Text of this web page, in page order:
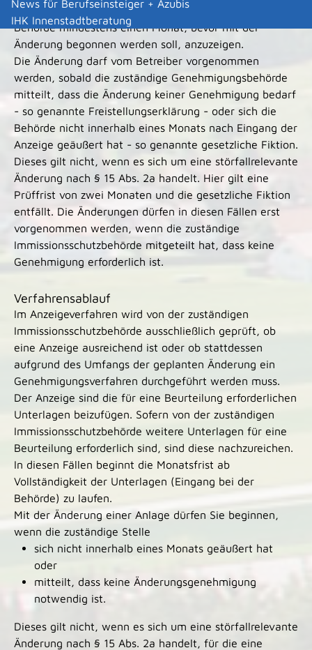
News für Berufseinsteiger + Azubis
IHK Innenstadtberatung
genehmigungsbedürftigen Anlage ist der zuständigen
Behörde mindestens einen Monat, bevor mit der
Änderung begonnen werden soll, anzuzeigen.
Die Änderung darf vom Betreiber vorgenommen
werden, sobald die zuständige Genehmigungsbehörde
mitteilt, dass die Änderung keiner Genehmigung bedarf
- so genannte Freistellungserklärung - oder sich die
Behörde nicht innerhalb eines Monats nach Eingang der
Anzeige geäußert hat - so genannte gesetzliche Fiktion.
Dieses gilt nicht, wenn es sich um eine störfallrelevante
Änderung nach § 15 Abs. 2a handelt. Hier gilt eine
Prüffrist von zwei Monaten und die gesetzliche Fiktion
entfällt. Die Änderungen dürfen in diesen Fällen erst
vorgenommen werden, wenn die zuständige
Immissionsschutzbehörde mitgeteilt hat, dass keine
Genehmigung erforderlich ist.
Verfahrensablauf
Im Anzeigeverfahren wird von der zuständigen
Immissionsschutzbehörde ausschließlich geprüft, ob
eine Anzeige ausreichend ist oder ob stattdessen
aufgrund des Umfangs der geplanten Änderung ein
Genehmigungsverfahren durchgeführt werden muss.
Der Anzeige sind die für eine Beurteilung erforderlichen
Unterlagen beizufügen. Sofern von der zuständigen
Immissionsschutzbehörde weitere Unterlagen für eine
Beurteilung erforderlich sind, sind diese nachzureichen.
In diesen Fällen beginnt die Monatsfrist ab
Vollständigkeit der Unterlagen (Eingang bei der
Behörde) zu laufen.
Mit der Änderung einer Anlage dürfen Sie beginnen,
wenn die zuständige Stelle
sich nicht innerhalb eines Monats geäußert hat
oder
mitteilt, dass keine Änderungsgenehmigung
notwendig ist.
Dieses gilt nicht, wenn es sich um eine störfallrelevante
Änderung nach § 15 Abs. 2a handelt, für die eine